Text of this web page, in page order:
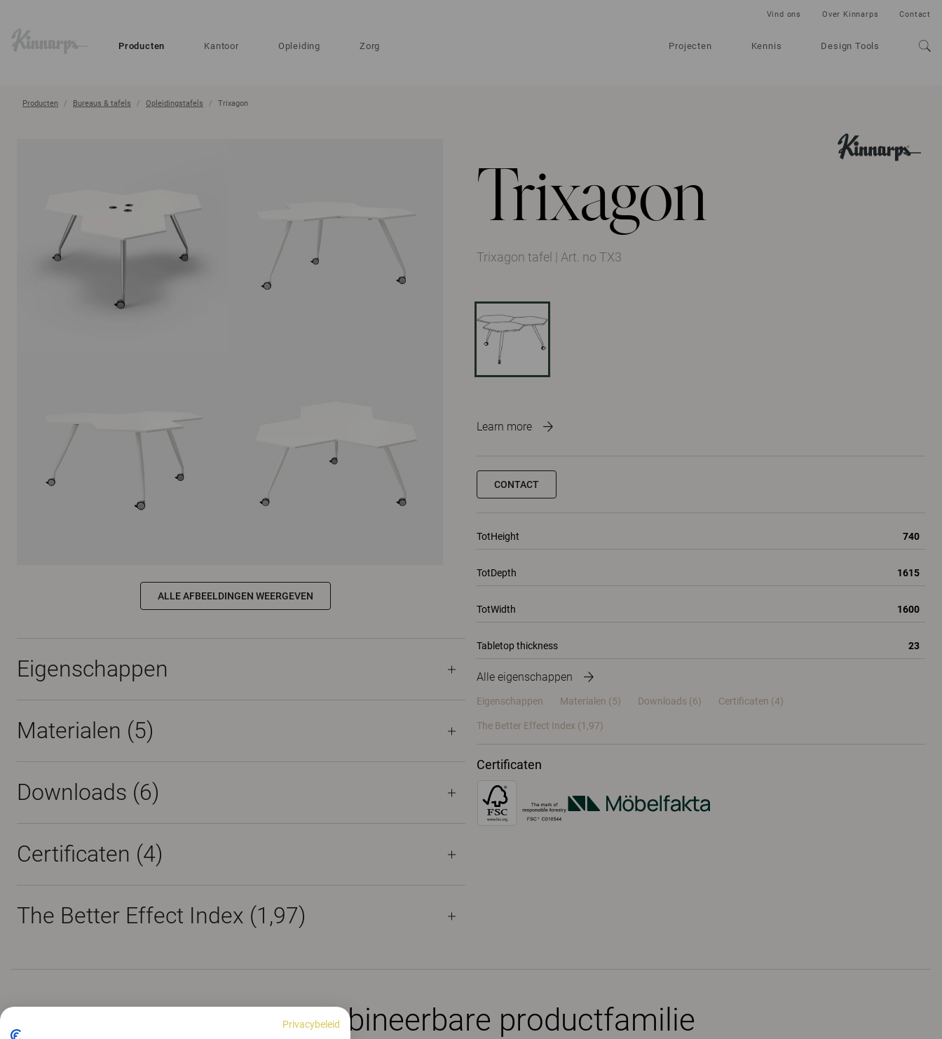
Producten Kantoor Opleiding Zorg Projecten Kennis Design Tools
Vind ons Over Kinnarps Contact
Producten Bureaus & tafels Opleidingstafels Trixagon
Trixagon
Trixagon tafel | Art. no TX3
Learn more
CONTACT
TotHeight 740
TotDepth 1615
TotWidth 1600
Tabletop thickness 23
Alle eigenschappen
Eigenschappen Materialen (5) Downloads (6) Certificaten (4)
The Better Effect Index (1,97)
Certificaten
ALLE AFBEELDINGEN WEERGEVEN
Eigenschappen
Materialen (5)
Downloads (6)
Certificaten (4)
The Better Effect Index (1,97)
Een opbouwbare en combineerbare productfamilie
Privacybeleid